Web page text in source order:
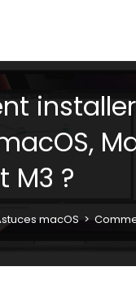
installer
M3 ?
macOS >